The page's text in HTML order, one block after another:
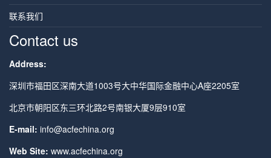
联系我们
Contact us
Address:
深圳市福田区深南大道1003号大中华国际金融中心A座2205室
北京市朝阳区东三环北路2号南银大厦9层910室
E-mail: info@acfechina.org
Web Site: www.acfechina.org